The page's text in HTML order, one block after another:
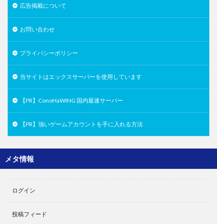
広告掲載について
お問い合わせ
プライバシーポリシー
当サイトはエックスサーバーを使用しています
【PR】ConoHaWING 国内最速サーバー
【PR】強いゲームアカウントを手に入れる方法
メタ情報
ログイン
投稿フィード